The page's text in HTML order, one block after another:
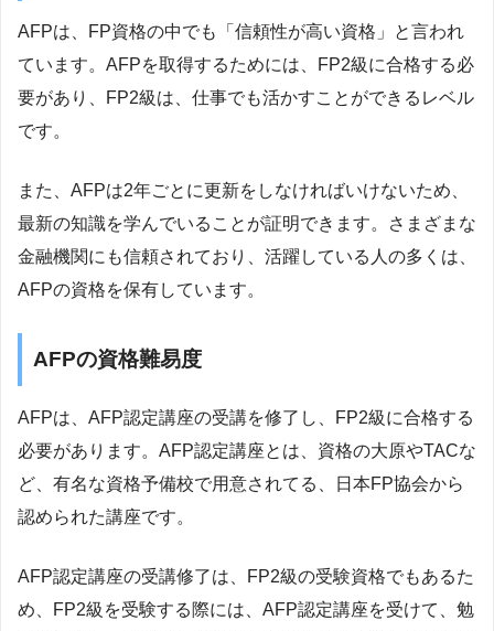
AFPは、FP資格の中でも「信頼性が高い資格」と言われ
ています。AFPを取得するためには、FP2級に合格する必
要があり、FP2級は、仕事でも活かすことができるレベル
です。
また、AFPは2年ごとに更新をしなければいけないため、
最新の知識を学んでいることが証明できます。さまざまな
金融機関にも信頼されており、活躍している人の多くは、
AFPの資格を保有しています。
AFPの資格難易度
AFPは、AFP認定講座の受講を修了し、FP2級に合格する
必要があります。AFP認定講座とは、資格の大原やTACな
ど、有名な資格予備校で用意されてる、日本FP協会から
認められた講座です。
AFP認定講座の受講修了は、FP2級の受験資格でもあるた
め、FP2級を受験する際には、AFP認定講座を受けて、勉